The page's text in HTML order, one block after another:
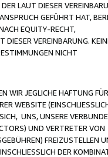
LAUT DIESER
GEFÜHRT HAT,
EQUITY-RECHT,
DIESER VEREINBARUNG.
NICHT
WIR JEGLICHE HAFTUNG FÜR
WEBSITE
UNS, UNSERE
UND VERTRETER VON
FREIZUSTELLEN
DER